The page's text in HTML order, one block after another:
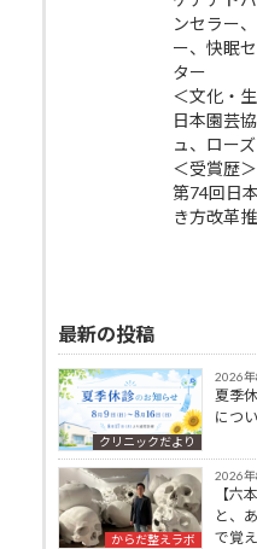
ンセラー
ー、快眠
ター
＜文化・
日本園芸
ュ、ロー
＜受賞歴＞
第74回日
き方改革
最新の投稿
クリニックだより
2026年
夏季
につ
からだ整えラボ
2026
【六
と、
で覚